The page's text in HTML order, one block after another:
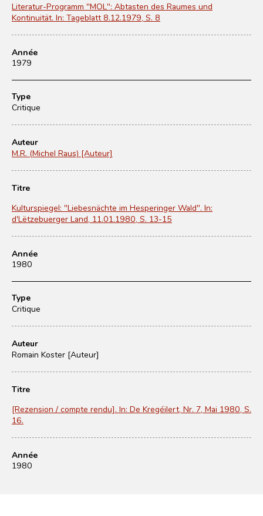
Literatur-Programm "MOL": Abtasten des Raumes und
Kontinuität. In: Tageblatt 8.12.1979, S. 8
Année
1979
Type
Critique
Auteur
M.R. (Michel Raus) [Auteur]
Titre
Kulturspiegel: "Liebesnächte im Hesperinger Wald". In:
d'Lëtzebuerger Land, 11.01.1980, S. 13-15
Année
1980
Type
Critique
Auteur
Romain Koster [Auteur]
Titre
[Rezension / compte rendu]. In: De Kregéilert, Nr. 7, Mai 1980, S.
16.
Année
1980